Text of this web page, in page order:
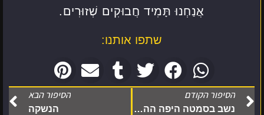
אֲנַחְנוּ תָּמִיד חֲבוּקִים שְׁזוּרִים.
שתפו אותנו:
הסיפור הקודם
נשב בסמטה היפה ההיא בנילוס
הסיפור הבא
הנשקה